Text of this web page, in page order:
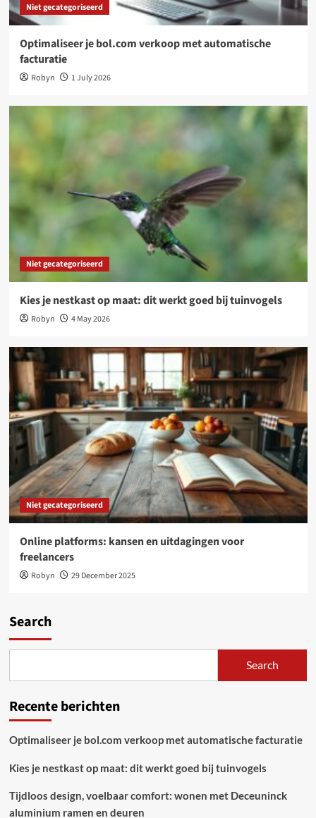
Niet gecategoriseerd
Optimaliseer je bol.com verkoop met automatische
facturatie
Robyn 1 July 2026
Niet gecategoriseerd
Kies je nestkast op maat: dit werkt goed bij tuinvogels
Robyn 4 May 2026
Niet gecategoriseerd
Online platforms: kansen en uitdagingen voor
freelancers
Robyn 29 December 2025
Search
Search
Recente berichten
Optimaliseer je bol.com verkoop met automatische facturatie
Kies je nestkast op maat: dit werkt goed bij tuinvogels
Tijdloos design, voelbaar comfort: wonen met Deceuninck
aluminium ramen en deuren